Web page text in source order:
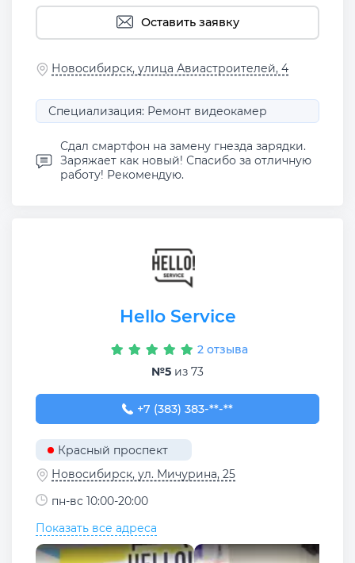
Оставить заявку
Новосибирск, улица Авиастроителей, 4
Специализация: Ремонт видеокамер
Сдал смартфон на замену гнезда зарядки.
Заряжает как новый! Спасибо за отличную
работу! Рекомендую.
Hello Service
2 отзыва
№5 из 73
+7 (383) 383-26-43
+7 (383) 383-**-**
Красный проспект
Новосибирск, ул. Мичурина, 25
пн-вс 10:00-20:00
Показать все адреса